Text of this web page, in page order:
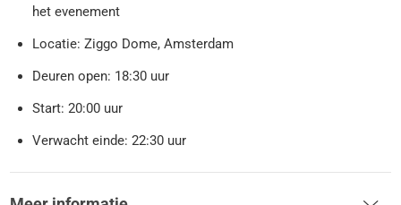
het evenement
Locatie: Ziggo Dome, Amsterdam
Deuren open: 18:30 uur
Start: 20:00 uur
Verwacht einde: 22:30 uur